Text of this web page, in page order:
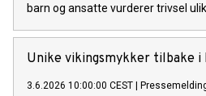
barn og ansatte vurderer trivsel
Unike vikingsmykker tilbake
3.6.2026 10:00:00 CEST |